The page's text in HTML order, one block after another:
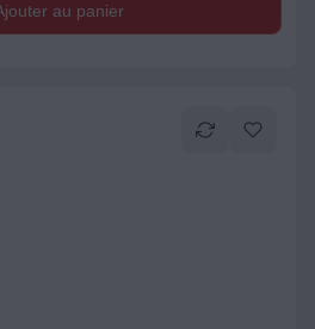
au panier